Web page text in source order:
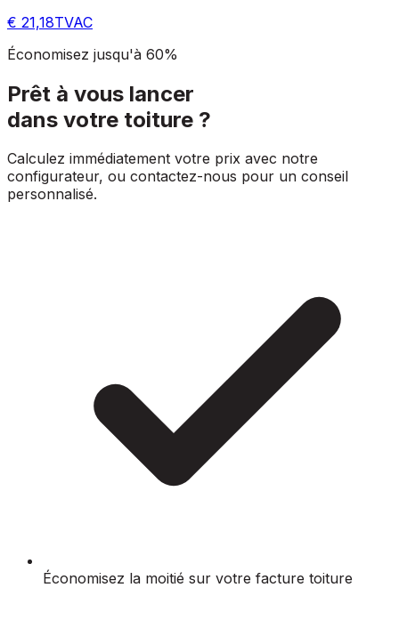
€ 21,18TVAC
Économisez jusqu'à 60%
Prêt à vous lancer
dans votre toiture ?
Calculez immédiatement votre prix avec notre
configurateur, ou contactez-nous pour un conseil
personnalisé.
Économisez la moitié sur votre facture toiture